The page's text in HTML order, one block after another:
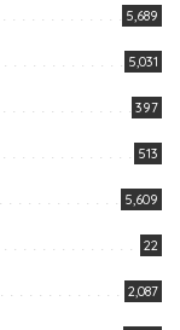
5,689
5,031
397
513
5,609
22
2,087